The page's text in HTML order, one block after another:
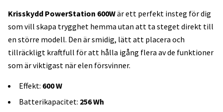
Krisskydd PowerStation 600Wär ett perfekt insteg för dig
som vill skapa trygghet hemma utan att ta steget direkt till
en större modell. Den är smidig, lätt att placera och
tillräckligt kraftfull för att hålla igång flera av de funktioner
som är viktigast när elen försvinner.
Effekt: 600 W
Batterikapacitet: 256 Wh